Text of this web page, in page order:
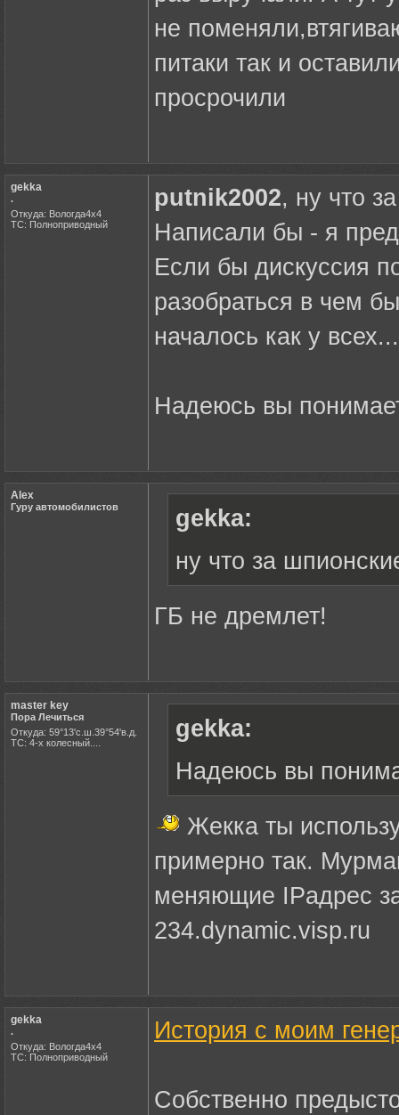
не
питаки так и
просрочили
gekka
.
Откуда: Вологда4х4
ТС: Полноприводный
putnik2002, ну что
Написали бы - я
Если бы дискуссия
разобраться в чем
началось как у
Надеюсь вы
Alex
Гуру автомобилистов
gekka:
ну что за
ГБ не дремлет!
master key
Пора Лечиться
Откуда: 59°13'с.ш.39°54'в.д.
ТС: 4-х колесный....
gekka:
Надеюсь вы
Жекка ты
примерно так.
меняющие IPадрес
234.dynamic.visp.ru
gekka
.
Откуда: Вологда4х4
ТС: Полноприводный
История с моим
Собственно